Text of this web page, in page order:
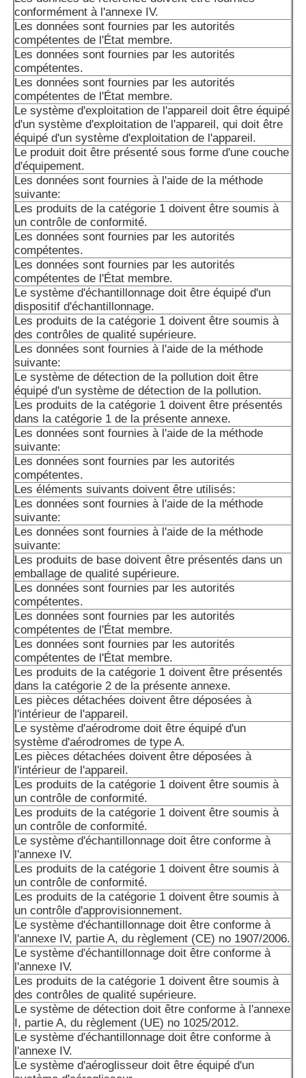
conformément à l'annexe IV.
Les données sont fournies par les autorités
compétentes de l'État membre.
Les données sont fournies par les autorités
compétentes.
Les données sont fournies par les autorités
compétentes de l'État membre.
Le système d'exploitation de l'appareil doit être équipé
d'un système d'exploitation de l'appareil, qui doit être
équipé d'un système d'exploitation de l'appareil.
Le produit doit être présenté sous forme d'une couche
d'équipement.
Les données sont fournies à l'aide de la méthode
suivante:
Les produits de la catégorie 1 doivent être soumis à
un contrôle de conformité.
Les données sont fournies par les autorités
compétentes.
Les données sont fournies par les autorités
compétentes de l'État membre.
Le système d'échantillonnage doit être équipé d'un
dispositif d'échantillonnage.
Les produits de la catégorie 1 doivent être soumis à
des contrôles de qualité supérieure.
Les données sont fournies à l'aide de la méthode
suivante:
Le système de détection de la pollution doit être
équipé d'un système de détection de la pollution.
Les produits de la catégorie 1 doivent être présentés
dans la catégorie 1 de la présente annexe.
Les données sont fournies à l'aide de la méthode
suivante:
Les données sont fournies par les autorités
compétentes.
Les éléments suivants doivent être utilisés:
Les données sont fournies à l'aide de la méthode
suivante:
Les données sont fournies à l'aide de la méthode
suivante:
Les produits de base doivent être présentés dans un
emballage de qualité supérieure.
Les données sont fournies par les autorités
compétentes.
Les données sont fournies par les autorités
compétentes de l'État membre.
Les données sont fournies par les autorités
compétentes de l'État membre.
Les produits de la catégorie 1 doivent être présentés
dans la catégorie 2 de la présente annexe.
Les pièces détachées doivent être déposées à
l'intérieur de l'appareil.
Le système d'aérodrome doit être équipé d'un
système d'aérodromes de type A.
Les pièces détachées doivent être déposées à
l'intérieur de l'appareil.
Les produits de la catégorie 1 doivent être soumis à
un contrôle de conformité.
Les produits de la catégorie 1 doivent être soumis à
un contrôle de conformité.
Le système d'échantillonnage doit être conforme à
l'annexe IV.
Les produits de la catégorie 1 doivent être soumis à
un contrôle de conformité.
Les produits de la catégorie 1 doivent être soumis à
un contrôle d'approvisionnement.
Le système d'échantillonnage doit être conforme à
l'annexe IV, partie A, du règlement (CE) no 1907/2006.
Le système d'échantillonnage doit être conforme à
l'annexe IV.
Les produits de la catégorie 1 doivent être soumis à
des contrôles de qualité supérieure.
Le système de détection doit être conforme à l'annexe
I, partie A, du règlement (UE) no 1025/2012.
Le système d'échantillonnage doit être conforme à
l'annexe IV.
Le système d'aéroglisseur doit être équipé d'un